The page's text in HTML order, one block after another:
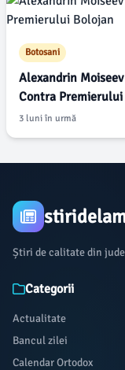
Botosani
Alexandrin
Contra
3 luni în urmă
Știri de calitate din
Categorii
Actualitate
Bancul zilei
Calendar Ortodox